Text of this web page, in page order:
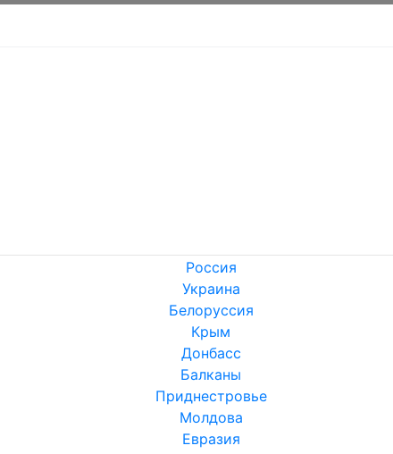
Россия
Украина
Белоруссия
Крым
Донбасс
Балканы
Приднестровье
Молдова
Евразия